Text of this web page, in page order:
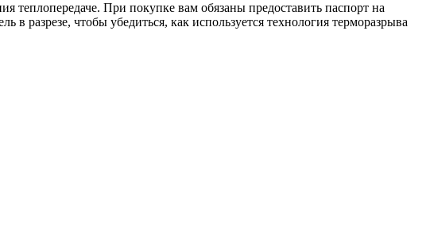
теплопередаче. При покупке вам обязаны предоставить паспорт на
в разрезе, чтобы убедиться, как используется технология терморазрыва